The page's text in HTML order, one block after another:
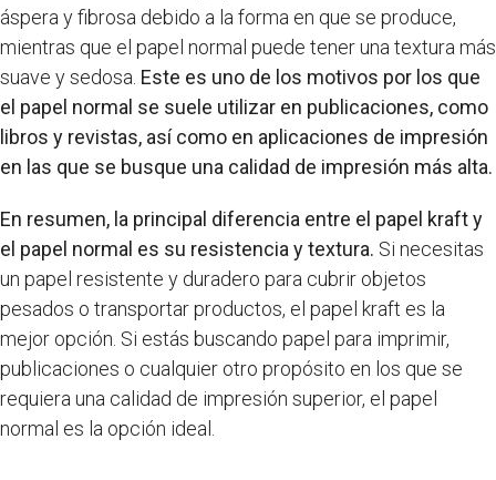
áspera y fibrosa debido a la forma en que se produce,
mientras que el papel normal puede tener una textura más
suave y sedosa. Este es uno de los motivos por los que
el papel normal se suele utilizar en publicaciones, como
libros y revistas, así como en aplicaciones de impresión
en las que se busque una calidad de impresión más alta.
En resumen, la principal diferencia entre el papel kraft y
el papel normal es su resistencia y textura. Si necesitas
un papel resistente y duradero para cubrir objetos
pesados ​​o transportar productos, el papel kraft es la
mejor opción. Si estás buscando papel para imprimir,
publicaciones o cualquier otro propósito en los que se
requiera una calidad de impresión superior, el papel
normal es la opción ideal.